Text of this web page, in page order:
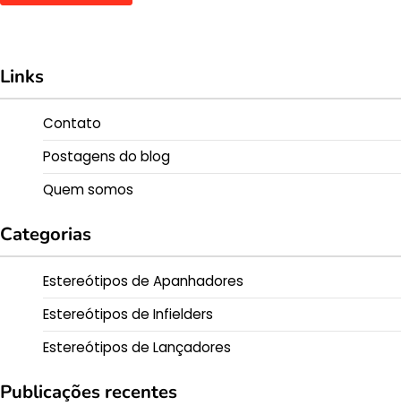
Links
Contato
Postagens do blog
Quem somos
Categorias
Estereótipos de Apanhadores
Estereótipos de Infielders
Estereótipos de Lançadores
Publicações recentes